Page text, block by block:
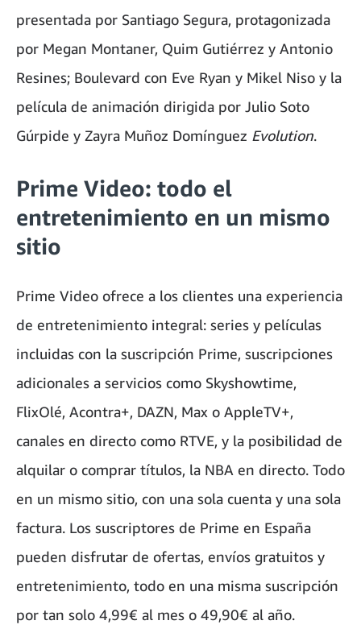
presentada por Santiago Segura, protagonizada
por Megan Montaner, Quim Gutiérrez y Antonio
Resines; Boulevard con Eve Ryan y Mikel Niso y la
película de animación dirigida por Julio Soto
Gúrpide y Zayra Muñoz Domínguez Evolution.
Prime Video: todo el
entretenimiento en un mismo
sitio
Prime Video ofrece a los clientes una experiencia
de entretenimiento integral: series y películas
incluidas con la suscripción Prime, suscripciones
adicionales a servicios como Skyshowtime,
FlixOlé, Acontra+, DAZN, Max o AppleTV+,
canales en directo como RTVE, y la posibilidad de
alquilar o comprar títulos, la NBA en directo. Todo
en un mismo sitio, con una sola cuenta y una sola
factura. Los suscriptores de Prime en España
pueden disfrutar de ofertas, envíos gratuitos y
entretenimiento, todo en una misma suscripción
por tan solo 4,99€ al mes o 49,90€ al año.